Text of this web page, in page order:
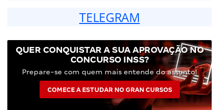
TELEGRAM
QUER CONQUISTAR A SUA APROVAÇÃO NO
CONCURSO INSS?
Prepare-se com quem mais entende do assunto!
COMECE A ESTUDAR NO GRAN CURSOS